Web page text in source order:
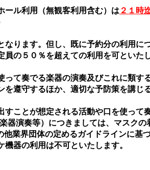
ール利用（無観客利用含む）は ２１時
なります。但し、既に予約分の利用に
の５０％を超えての利用を可といたし
て奏でる楽器の演奏及びこれに類す
を遵守するほか、適切な予防策を講じ
ことが想定される活動や口を使って
器演奏等）につきましては、マスクの
業界団体の定めるガイドラインに基
器の利用は不可といたします。